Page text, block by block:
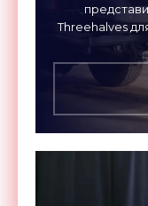
Threehalves
первую